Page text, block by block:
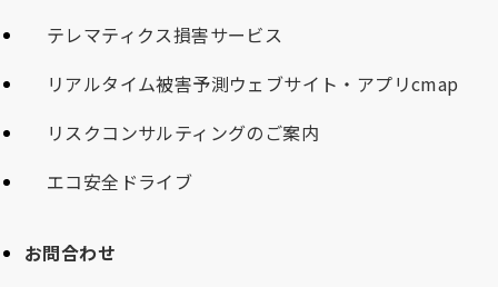
テレマティクス損害サービス
リアルタイム被害予測ウェブサイト・アプリcmap
リスクコンサルティングのご案内
エコ安全ドライブ
お問合わせ